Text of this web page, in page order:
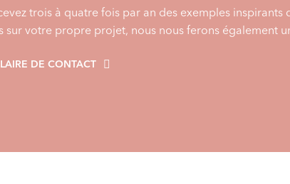
trois à quatre fois par an des exemples
sur votre propre projet, nous nous ferons également
DE CONTACT